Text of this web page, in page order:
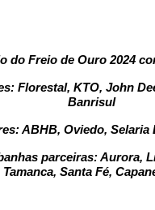
do Freio de Ouro 2024
Florestal, KTO, John
Banrisul
ABHB, Oviedo, Selaria
parceiras: Aurora,
Tamanca, Santa Fé,